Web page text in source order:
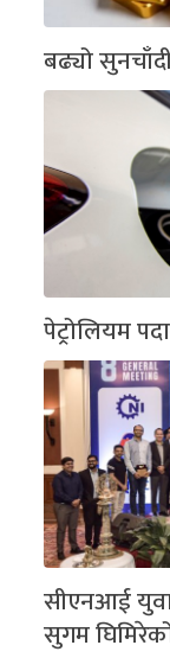
बढ्यो
पेट्रोलियम
सीएनआई युवा
सुगम